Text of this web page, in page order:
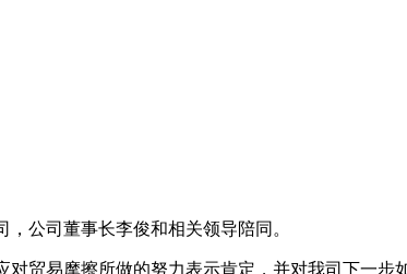
公司董事长李俊和相关领导陪同。
贸易摩擦所做的努力表示肯定，并对我司下一步